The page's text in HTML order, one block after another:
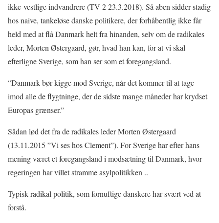
ikke-vestlige indvandrere (TV 2 23.3.2018). Så aben sidder stadig
hos naive, tankeløse danske politikere, der forhåbentlig ikke får
held med at flå Danmark helt fra hinanden, selv om de radikales
leder, Morten Østergaard, gør, hvad han kan, for at vi skal
efterligne Sverige, som han ser som et foregangsland.
“Danmark bør kigge mod Sverige, når det kommer til at tage
imod alle de flygtninge, der de sidste mange måneder har krydset
Europas grænser.”
Sådan lød det fra de radikales leder Morten Østergaard
(13.11.2015 ”Vi ses hos Clement”). For Sverige har efter hans
mening været et foregangsland i modsætning til Danmark, hvor
regeringen har villet stramme asylpolitikken ..
Typisk radikal politik, som fornuftige danskere har svært ved at
forstå.